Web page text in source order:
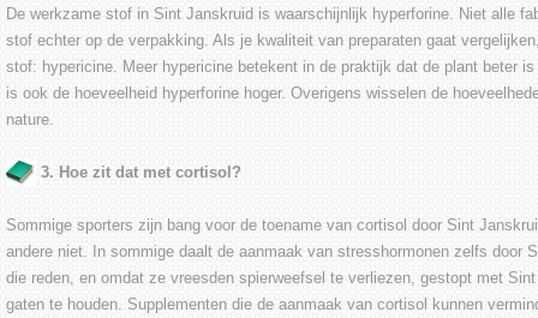
De werkzame stof in Sint Janskruid is waarschijnlijk hyperforine. Niet alle
stof echter op de verpakking. Als je kwaliteit van preparaten gaat
stof: hypericine. Meer hypericine betekent in de praktijk dat de plant beter
is ook de hoeveelheid hyperforine hoger. Overigens wisselen de
nature.
3. Hoe zit dat met cortisol?
Sommige sporters zijn bang voor de toename van cortisol door Sint
andere niet. In sommige daalt de aanmaak van stresshormonen zelfs door
die reden, en omdat ze vreesden spierweefsel te verliezen, gestopt met
gaten te houden. Supplementen die de aanmaak van cortisol kunnen